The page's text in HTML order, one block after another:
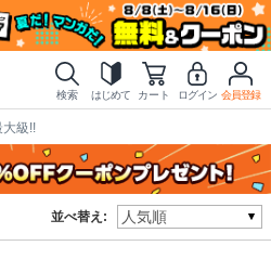
検索 はじめて カート ログイン 会員登録
級!!
並べ替え: